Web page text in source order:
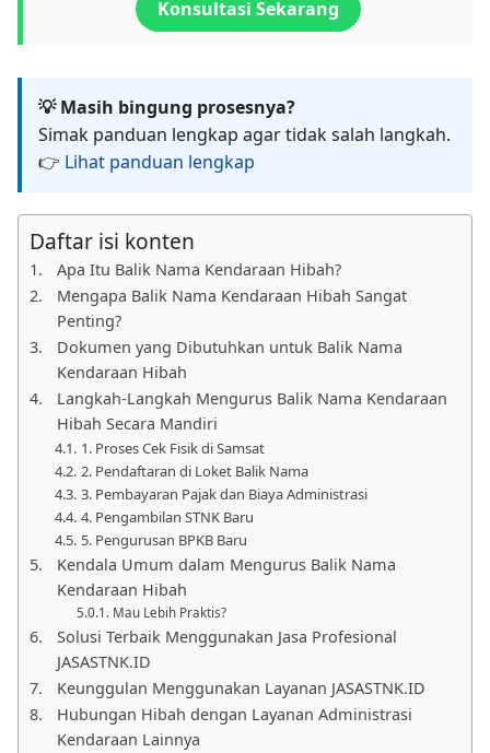
Konsultasi Sekarang
💡 Masih bingung prosesnya?
Simak panduan lengkap agar tidak salah langkah.
👉 Lihat panduan lengkap
Daftar isi konten
Apa Itu Balik Nama Kendaraan Hibah?
Mengapa Balik Nama Kendaraan Hibah Sangat
Penting?
Dokumen yang Dibutuhkan untuk Balik Nama
Kendaraan Hibah
Langkah-Langkah Mengurus Balik Nama Kendaraan
Hibah Secara Mandiri
1. Proses Cek Fisik di Samsat
2. Pendaftaran di Loket Balik Nama
3. Pembayaran Pajak dan Biaya Administrasi
4. Pengambilan STNK Baru
5. Pengurusan BPKB Baru
Kendala Umum dalam Mengurus Balik Nama
Kendaraan Hibah
Mau Lebih Praktis?
Solusi Terbaik Menggunakan Jasa Profesional
JASASTNK.ID
Keunggulan Menggunakan Layanan JASASTNK.ID
Hubungan Hibah dengan Layanan Administrasi
Kendaraan Lainnya